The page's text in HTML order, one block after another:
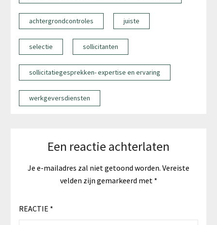
achtergrondcontroles juiste
selectie sollicitanten
sollicitatiegesprekken- expertise en ervaring
werkgeversdiensten
Een reactie achterlaten
Je e-mailadres zal niet getoond worden. Vereiste
velden zijn gemarkeerd met *
REACTIE *